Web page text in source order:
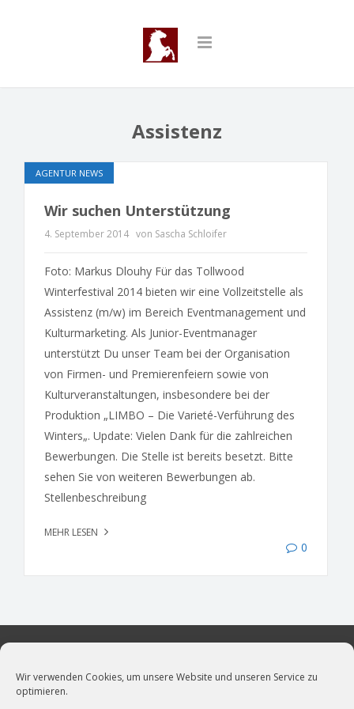
Wir verwenden Cookies, um unsere Website und unseren Service zu
optimieren.
Assistenz
AGENTUR NEWS
Wir suchen Unterstützung
4. September 2014 von Sascha Schloifer
Foto: Markus Dlouhy Für das Tollwood
Winterfestival 2014 bieten wir eine Vollzeitstelle als
Assistenz (m/w) im Bereich Eventmanagement und
Kulturmarketing. Als Junior-Eventmanager
unterstützt Du unser Team bei der Organisation
von Firmen- und Premierenfeiern sowie von
Kulturveranstaltungen, insbesondere bei der
Produktion „LIMBO – Die Varieté-Verführung des
Winters„. Update: Vielen Dank für die zahlreichen
Bewerbungen. Die Stelle ist bereits besetzt. Bitte
sehen Sie von weiteren Bewerbungen ab.
Stellenbeschreibung
MEHR LESEN
0